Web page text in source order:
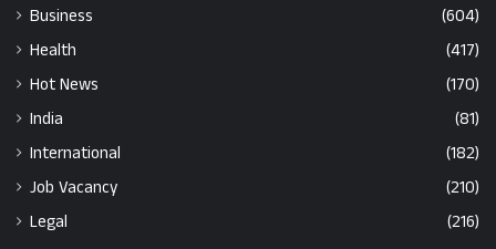
Business
(604)
Health
(417)
Hot News
(170)
India
(81)
International
(182)
Job Vacancy
(210)
Legal
(216)